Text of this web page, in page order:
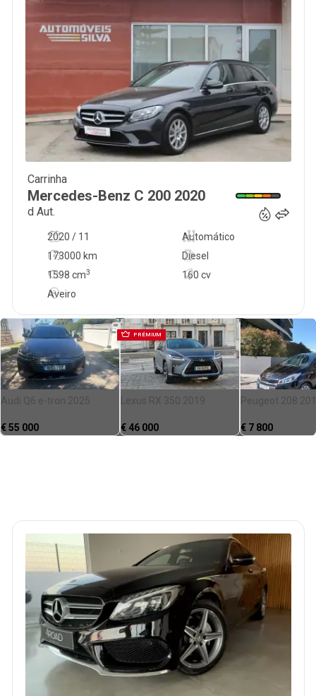
Carrinha
Mercedes-Benz C 200 2020
d Aut.
2020 / 11
Automático
173000 km
160 cv
Diesel
1598 cm3
Aveiro
Audi Q6 e-tron 2025
€55 000
PRÉMIUM
Lexus RX 350 2019
€ 46 000
Peugeot 208
€ 7 800